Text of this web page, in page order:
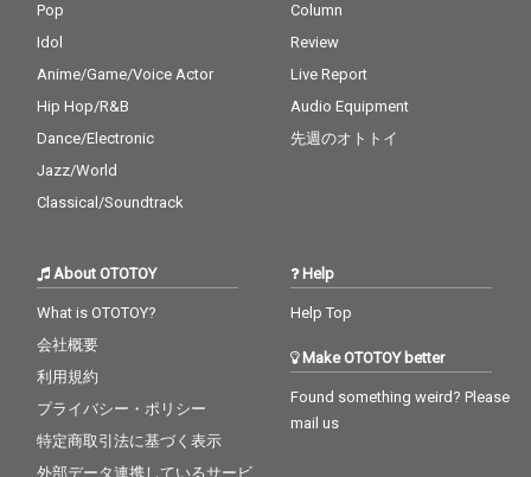
Pop
Idol
Anime/Game/Voice Actor
Hip Hop/R&B
Dance/Electronic
Jazz/World
Classical/Soundtrack
Column
Review
Live Report
Audio Equipment
先週のオトトイ
About OTOTOY
What is OTOTOY?
会社概要
利用規約
プライバシー・ポリシー
特定商取引法に基づく表示
外部データ連携しているサービ
Help
Help Top
Make OTOTOY better
Found something weird? Please
mail us